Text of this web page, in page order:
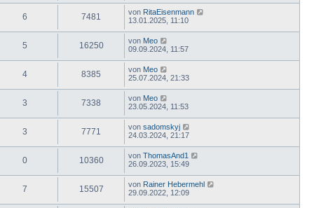
6 7481 von RitaEisenmann
13.01.2025, 11:10
5 16250 von Meo
09.09.2024, 11:57
4 8385 von Meo
25.07.2024, 21:33
3 7338 von Meo
23.05.2024, 11:53
3 7771 von sadomskyj
24.03.2024, 21:17
0 10360 von ThomasAnd1
26.09.2023, 15:49
7 15507 von Rainer Hebermehl
29.09.2022, 12:09